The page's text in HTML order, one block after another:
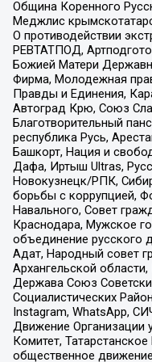
Община Коренного
Меджлис
О противодействии
РЕВТАТПОД,
Божией Матери
Фирма, Молодежная
Правды и Единения,
Автоград Крю, Союз
Благотворительный
республика Русь,
Башкорт, Нация и
Дафа, Иртыш Ultras,
Новокузнецк/РПК,
борьбы с коррупцией,
Навального, Совет
Краснодара, Мужское
объединение русского
Адат, Народный совет
Архангельской
Держава Союз
Социалистических
Instagram, WhatsApp,
Движение Организации
Комитет,
общественное